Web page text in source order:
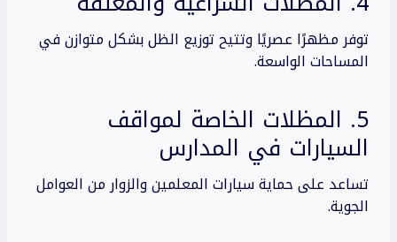
توفر مظهرًا عصريًا وتتيح توزيع الظل بشكل متوازن في
المساحات الواسعة.
5. المظلات الخاصة لمواقف
السيارات في المدارس
تساعد على حماية سيارات المعلمين والزوار من العوامل
الجوية.